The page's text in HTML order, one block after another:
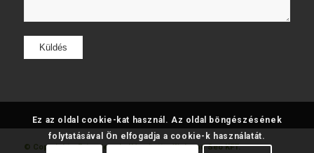
© Copyright - FatumjewelsKészítette: Web and Seo KFT.
Ez az oldal cookie-kat használ. Az oldal böngészésének
folytatásával Ön elfogadja a cookie-k használatát.